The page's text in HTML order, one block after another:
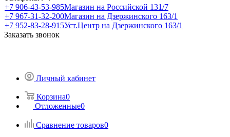
+7 906-43-53-985Магазин на Российской 131/7
+7 967-31-32-200Магазин на Дзержинского 163/1
+7 952-83-28-915Уст.Центр на Дзержинского 163/1
Заказать звонок
Личный кабинет
Корзина0
Отложенные0
Сравнение товаров0